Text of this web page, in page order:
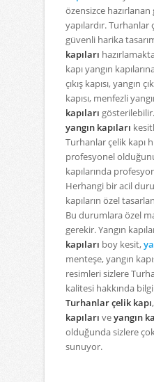
özensizce
yapılardır. Turhanlar
güvenli harika
kapıları
kapı yangın
çıkış kapısı, yangın
kapısı, menfezli
kapıları
yangın kapıları
Turhanlar çelik kapı
profesyonel
kapılarında
Herhangi bir acil
kapıların özel
Bu durumlara özel
gerekir. Yangın
kapıları boy kesit,
menteşe, yangın
resimleri sizlere
kalitesi hakkında
Turhanlar çelik kapı,
kapıları veyangın
olduğunda sizlere
sunuyor.